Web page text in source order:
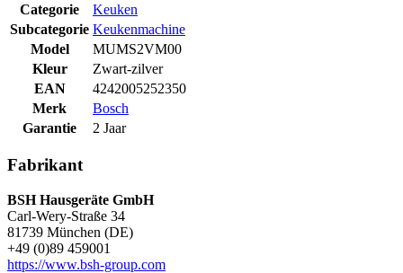
Categorie
Keuken
Subcategorie Keukenmachine
Model
MUMS2VM00
Kleur
Zwart-zilver
EAN
4242005252350
Merk
Bosch
Garantie
2 Jaar
Fabrikant
BSH Hausgeräte GmbH
Carl-Wery-Straße 34
81739 München (DE)
+49 (0)89 459001
https://www.bsh-group.com